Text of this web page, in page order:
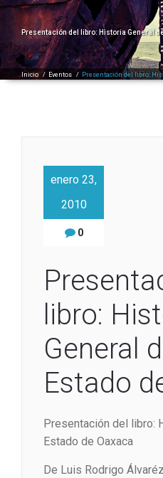
Presentación del libro: Historia General
Inicio / Eventos / Presentación del libro:
enero 23,
2010
0
libro:
General
Estado
Presentación del libro:
Estado de Oaxaca
De Luis Rodrigo Álvaréz